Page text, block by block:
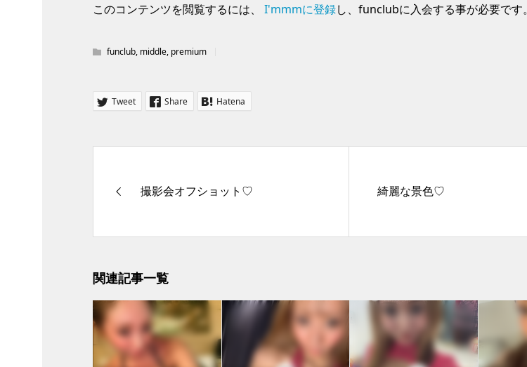
このコンテンツを閲覧するには、 I'mmmに登録し、funclubに入会する事が必要です。
funclub, middle, premium
Tweet Share Hatena
撮影会オフショット♡ 綺麗な景色♡
関連記事一覧